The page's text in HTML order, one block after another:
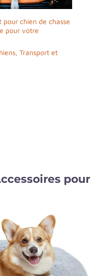
pour chien de chasse
pour votre
, Transport et
pour